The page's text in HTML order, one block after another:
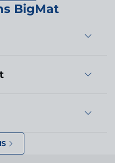
BigMat